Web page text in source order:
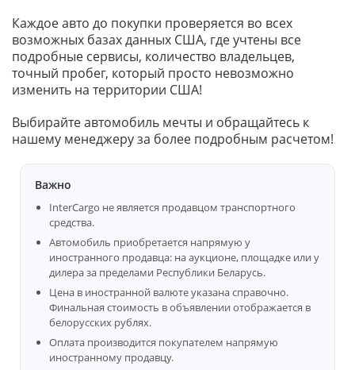
Каждое авто до покупки проверяется во всех
возможных базах данных США, где учтены все
подробные сервисы, количество владельцев,
точный пробег, который просто невозможно
изменить на территории США!
Выбирайте автомобиль мечты и обращайтесь к
нашему менеджеру за более подробным расчетом!
Важно
InterCargo не является продавцом транспортного
средства.
Автомобиль приобретается напрямую у
иностранного продавца: на аукционе, площадке или у
дилера за пределами Республики Беларусь.
Цена в иностранной валюте указана справочно.
Финальная стоимость в объявлении отображается в
белорусских рублях.
Оплата производится покупателем напрямую
иностранному продавцу.